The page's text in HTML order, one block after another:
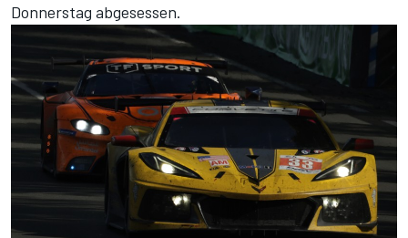
Donnerstag abgesessen.